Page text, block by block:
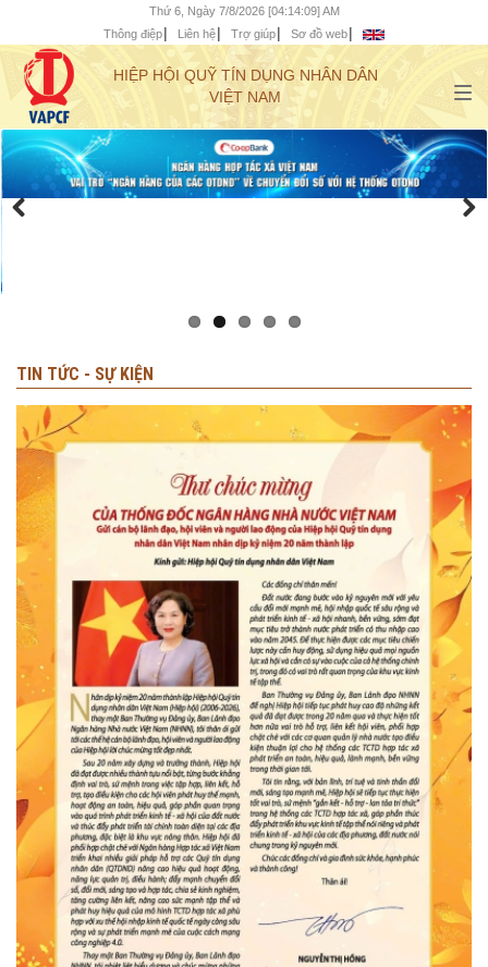
Thứ 6, Ngày 7/8/2026 [04:14:11] AM
Thông điệp
Liên hệ Trợ giúp Sơ đồ web
HIỆP HỘI QUỸ TÍN DỤNG NHÂN DÂN
VIỆT NAM
TIN TỨC - SỰ KIỆN